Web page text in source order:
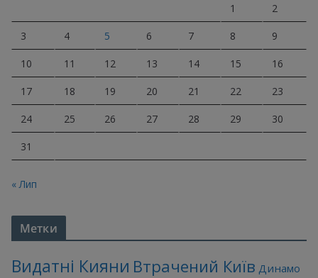
1 2
3 4 5 6 7 8 9
10 11 12 13 14 15 16
17 18 19 20 21 22 23
24 25 26 27 28 29 30
31
« Лип
Метки
Видатні Кияни Втрачений Київ Динамо